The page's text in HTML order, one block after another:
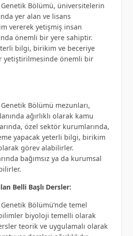
Bölümü, üniversitelerin
yer alan ve lisans
vererek yetişmiş insan
önemli bir yere sahiptir.
bilgi, birikim ve beceriye
yetiştirilmesinde önemli bir
Bölümü mezunları,
ağırlıklı olarak kamu
özel sektör kurumlarında,
yapacak yeterli bilgi, birikim
görev alabilirler.
bağımsız ya da kurumsal
Belli Başlı Dersler:
Bölümü’nde temel
biyoloji temelli olarak
teorik ve uygulamalı olarak